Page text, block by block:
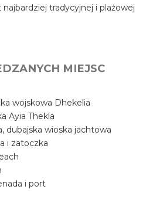
tradycyjnej i plażowej
MIEJSC
wojskowa Dhekelia
Ayia Thekla
dubajska wioska jachtowa
i zatoczka
i port